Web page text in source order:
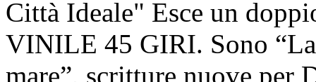
Città Ideale" Esce un
VINILE 45 GIRI. Sono
mare”, scritture nuove per